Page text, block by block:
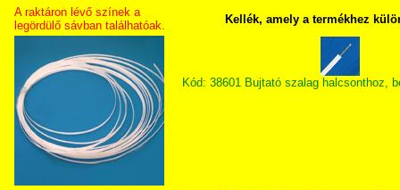
A raktáron lévő színek a
legördülő sávban találhatóak.
Kellék, amely a termékhez
Kód: 38601 Bujtató szalag halcsonthoz,